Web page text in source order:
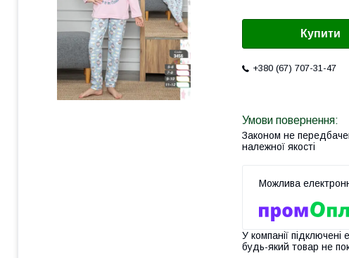
Купити
+380 (67) 707-31-47
Законом не
належної якості
У компанії
будь-який товар не